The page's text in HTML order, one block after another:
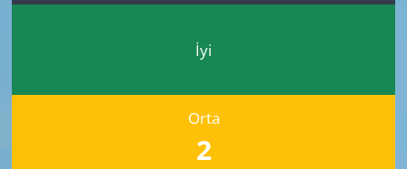
İyi
Orta
2